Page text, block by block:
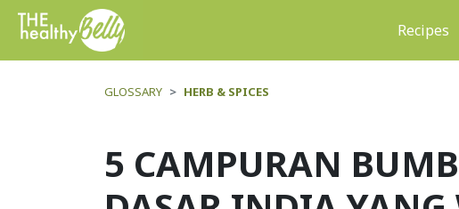
Recipes
GLOSSARY HERB & SPICES
5 CAMPURAN